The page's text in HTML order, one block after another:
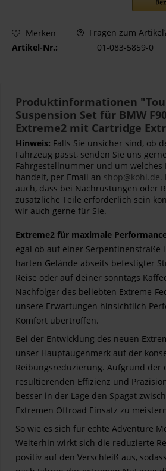
Merken
Fragen zum
Artikel-Nr.:
01-083-5859-0
Produktinformationen
Suspension Set für BMW
Extreme2 mit Cartridge
Hinweis: Falls Sie unsicher sind, ob
Fahrzeug passt, senden Sie uns
Fahrgestellnummer und um welches
handelt, per Email an shop@kohl.de.
auch, dass bei Nachrüstungen oder
zusätzliche Teile erforderlich sein
wir auch gerne für Sie.
Extreme2 für maximale
egal ob auf einer Serpentinenstraße
harten Gelände abseits befestigter
Reise oder auf deiner sonntags
Nachfolger des beliebten Extreme-
unsere Erwartungen hinsichtlich
Komfort übertroffen.
Bei der Entwicklung des neuen
unser Hauptaugenmerk auf der
Reibungsreduzierung. Aufgrund der
resultierenden Effizienz und
besser in der Lage den Spagat
Extremen Offroad Einsatz zu
So wie es sich für echte Adventure
Weiterhin wirkt sich die reduzierte
positiv auf den Verschleiß aus,